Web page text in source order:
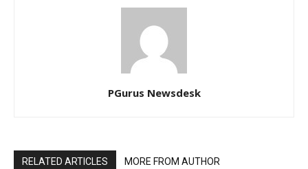
PGurus Newsdesk
RELATED ARTICLES MORE FROM AUTHOR